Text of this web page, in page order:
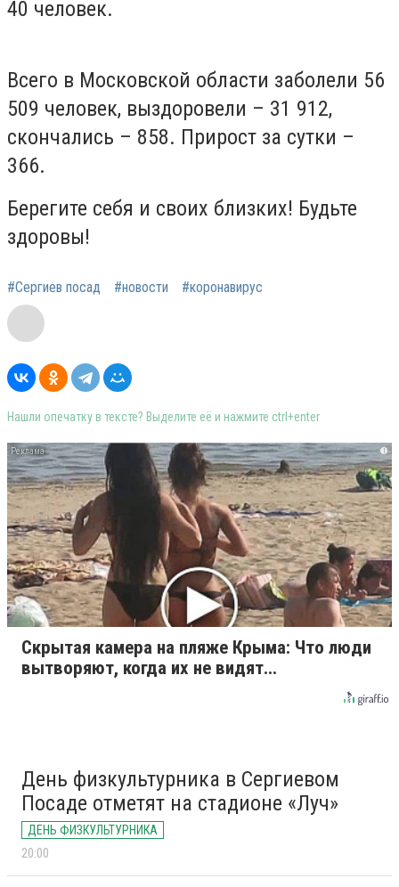
40 человек.
Всего в Московской области заболели 56
509 человек, выздоровели – 31 912,
скончались – 858. Прирост за сутки –
366.
Берегите себя и своих близких! Будьте
здоровы!
#Сергиев посад #новости #коронавирус
Нашли опечатку в тексте? Выделите её и нажмите ctrl+enter
i
Скрытая камера на пляже Крыма: Что люди
вытворяют, когда их не видят...
День физкультурника в Сергиевом
Посаде отметят на стадионе «Луч»
ДЕНЬ ФИЗКУЛЬТУРНИКА
20:00